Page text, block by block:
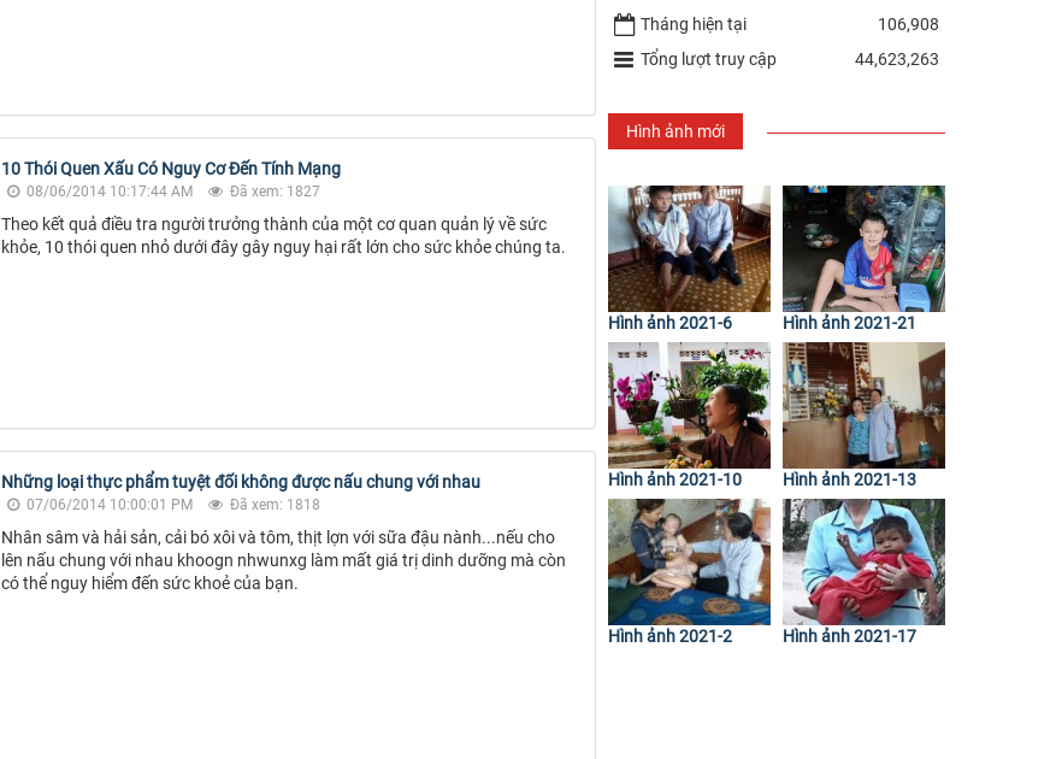
10 Thói Quen Xấu Có Nguy Cơ Đến Tính Mạng
08/06/2014 10:17:44 AM Đã xem: 1827
Theo kết quả điều tra người trưởng thành của một cơ quan quản lý về sức
khỏe, 10 thói quen nhỏ dưới đây gây nguy hại rất lớn cho sức khỏe chúng ta.
Những loại thực phẩm tuyệt đối không được nấu chung với nhau
07/06/2014 10:00:01 PM Đã xem: 1818
Nhân sâm và hải sản, cải bó xôi và tôm, thịt lợn với sữa đậu nành...nếu cho
lên nấu chung với nhau khoogn nhwunxg làm mất giá trị dinh dưỡng mà còn
có thể nguy hiểm đến sức khoẻ của bạn.
Tháng hiện tại
106,908
Tổng lượt truy cập
44,623,263
Hình ảnh mới
Hình ảnh 2021-6 Hình ảnh 2021-21
Hình ảnh 2021-10 Hình ảnh 2021-13
Hình ảnh 2021-2 Hình ảnh 2021-17